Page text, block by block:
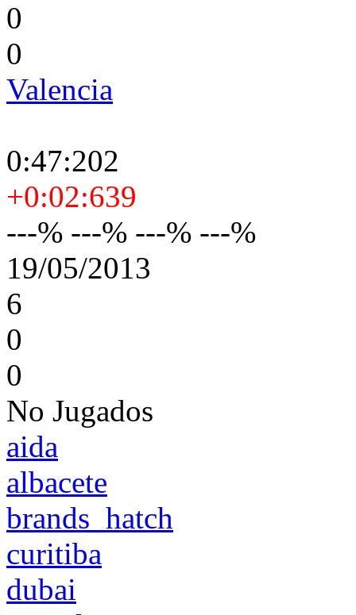
0
0
Valencia
0:47:202
+0:02:639
---% ---% ---% ---%
19/05/2013
6
0
0
No Jugados
aida
albacete
brands_hatch
curitiba
dubai